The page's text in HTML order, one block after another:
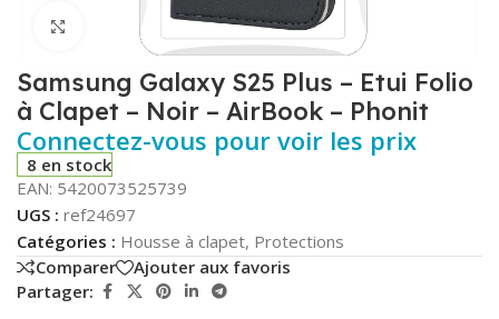
Click to enlarge
Samsung Galaxy S25 Plus – Etui Folio
à Clapet – Noir – AirBook – Phonit
Connectez-vous pour voir les prix
8 en stock
EAN: 5420073525739
UGS : ref24697
Catégories : Housse à clapet, Protections
Comparer
Ajouter aux favoris
Partager: